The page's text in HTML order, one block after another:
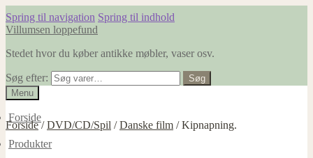
Spring til navigation Spring til indhold
Villumsen loppefund
Stedet hvor du køber antikke møbler, vaser osv.
Søg efter:
Søg
Menu
Forside
Produkter
Forside/DVD/CD/Spil /Danske film /Kipnapning.